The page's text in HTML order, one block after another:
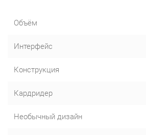
Объём
Интерфейс
Конструкция
Кардридер
Необычный дизайн